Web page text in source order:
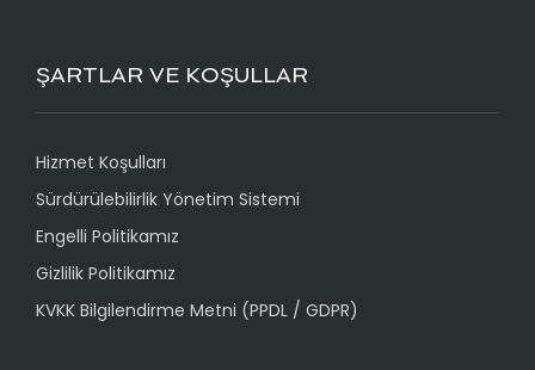
ŞARTLAR VE KOŞULLAR
Hizmet Koşulları
Sürdürülebilirlik Yönetim Sistemi
Engelli Politikamız
Gizlilik Politikamız
KVKK Bilgilendirme Metni (PPDL / GDPR)